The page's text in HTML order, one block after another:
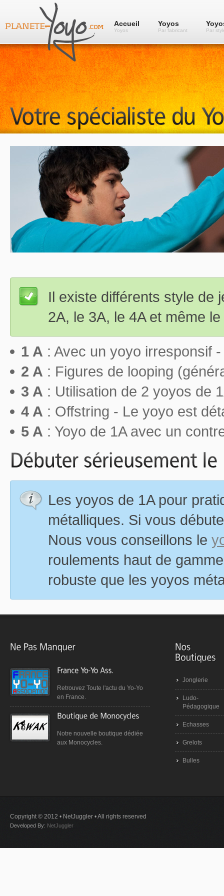
Accueil
Yoyos
Yoyos
Par fabricant Par
Il existe différents style de
2A, le 3A, le 4A et même
1 A : Avec un yoyo irresponsif
2 A : Figures de looping
3 A : Utilisation de 2 yoyos de
4 A : Offstring - Le yoyo est
5 A : Yoyo de 1A avec un
Les yoyos de 1A pour
métalliques. Si vous
Nous vous conseillons le
roulements haut de
robuste que les yoyos
Retrouvez Toute l'actu du Yo-Yo
en France.
Notre nouvelle boutique dédiée
aux Monocycles.
Jonglerie
Ludo-
Pédagogique
Echasses
Grelots
Bulles
Copyright © 2012 • NetJuggler • All rights reserved
Developed By: NetJuggler